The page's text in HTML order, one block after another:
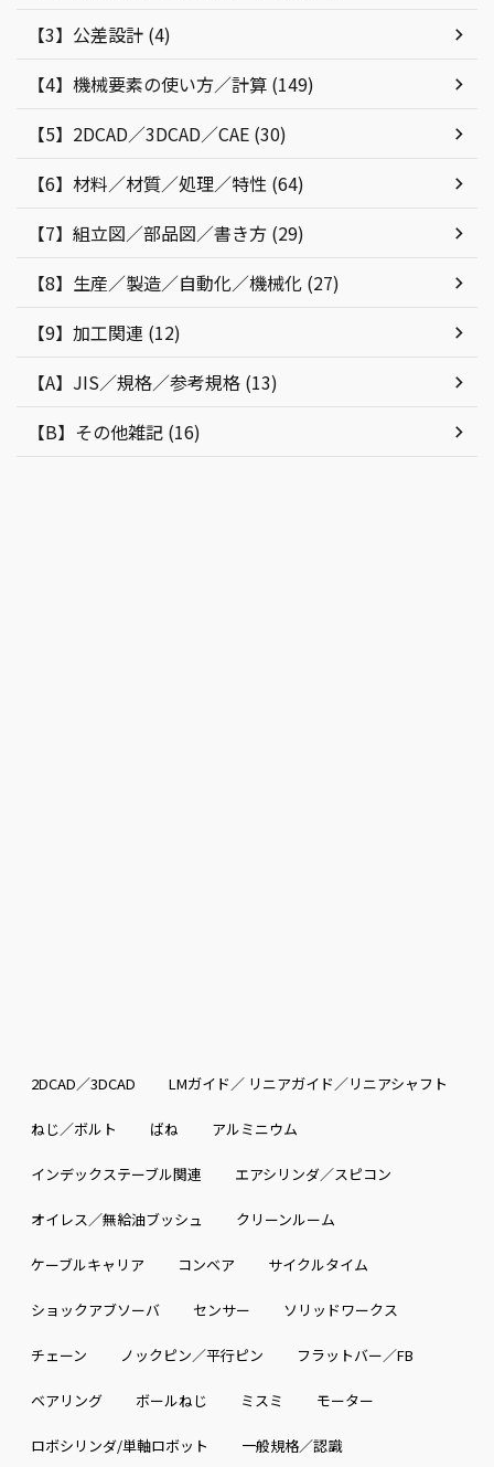
【3】公差設計 (4)
【4】機械要素の使い方／計算 (149)
【5】2DCAD／3DCAD／CAE (30)
【6】材料／材質／処理／特性 (64)
【7】組立図／部品図／書き方 (29)
【8】生産／製造／自動化／機械化 (27)
【9】加工関連 (12)
【A】JIS／規格／参考規格 (13)
【B】その他雑記 (16)
2DCAD／3DCAD LMガイド／ リニアガイド／リニアシャフト
ねじ／ボルト ばね アルミニウム
インデックステーブル関連 エアシリンダ／スピコン
オイレス／無給油ブッシュ クリーンルーム
ケーブルキャリア コンベア サイクルタイム
ショックアブソーバ センサー ソリッドワークス
チェーン ノックピン／平行ピン フラットバー／FB
ベアリング ボールねじ ミスミ モーター
ロボシリンダ/単軸ロボット 一般規格／認識